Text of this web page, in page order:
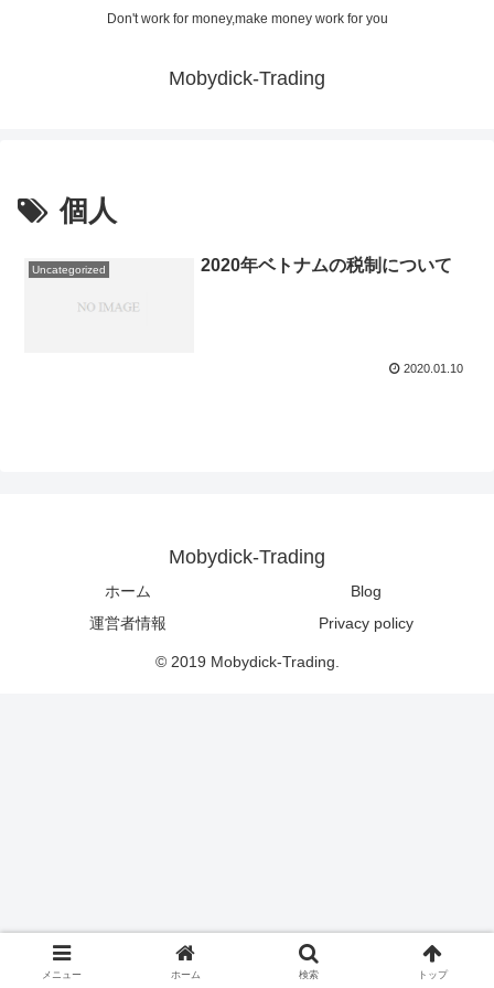
Don't work for money,make money work for you
Mobydick-Trading
個人
Uncategorized 2020年ベトナムの税制について
2020.01.10
Mobydick-Trading
ホーム
Blog
運営者情報
Privacy policy
© 2019 Mobydick-Trading.
メニュー ホーム 検索 トップ